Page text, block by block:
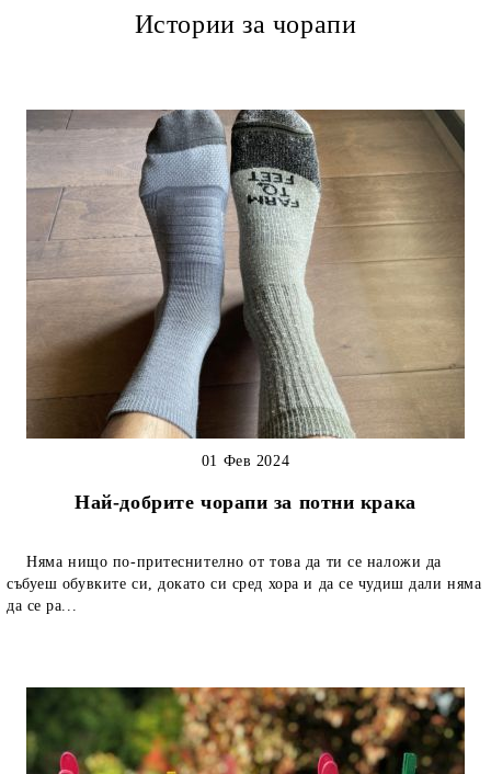
Истории за чорапи
Най-добрите чорапи за потни крака
01 Фев 2024
Няма нищо по-притеснително от това да ти се наложи да
събуеш обувките си, докато си сред хора и да се чудиш дали няма
да се ра...